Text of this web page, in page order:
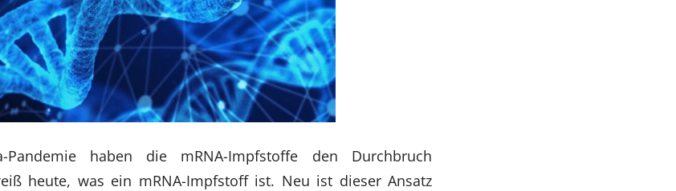
Pandemie haben die mRNA-Impfstoffe den Durchbruch
heute, was ein mRNA-Impfstoff ist. Neu ist dieser Ansatz